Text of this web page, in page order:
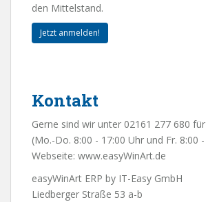
den Mittelstand.
Jetzt anmelden!
Kontakt
Gerne sind wir unter 02161 277 680 für
(Mo.-Do. 8:00 - 17:00 Uhr und Fr. 8:00 -
Webseite: www.easyWinArt.de
easyWinArt ERP by IT-Easy GmbH
Liedberger Straße 53 a-b